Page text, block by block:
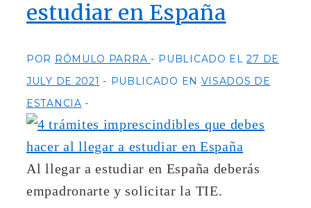
estudiar en España
POR RÓMULO PARRA PUBLICADO EL27 DE
JULY DE 2021
PUBLICADO EN VISADOS DE
ESTANCIA
Al llegar a estudiar en España deberás
empadronarte y solicitar la TIE.